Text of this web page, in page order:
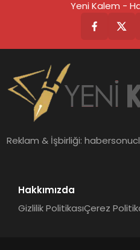
Yeni Kalem -
Reklam & İşbirliği:
Hakkımızda
Gizlilik PolitikasıÇerez